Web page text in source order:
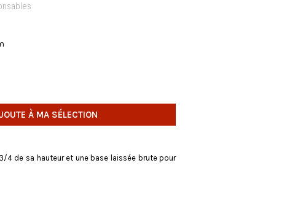
À MA SÉLECTION
4 de sa hauteur et une base laissée brute pour